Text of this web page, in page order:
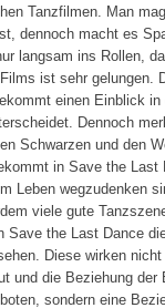
Tanzfilmen. Man
dennoch macht es
langsam ins Rollen,
ist sehr gelungen.
einen Einblick
Dennoch
Schwarzen und den
in Save the
Leben wegzudenken
viele gute
Save the Last Dance
Diese wirken
und die Beziehung
sondern eine